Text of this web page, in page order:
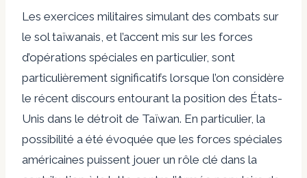
Les exercices militaires simulant des combats sur
le sol taïwanais, et l’accent mis sur les forces
d’opérations spéciales en particulier, sont
particulièrement significatifs lorsque l’on considère
le récent discours entourant la position des États-
Unis dans le détroit de Taïwan. En particulier, la
possibilité a été évoquée que les forces spéciales
américaines puissent jouer un rôle clé dans la